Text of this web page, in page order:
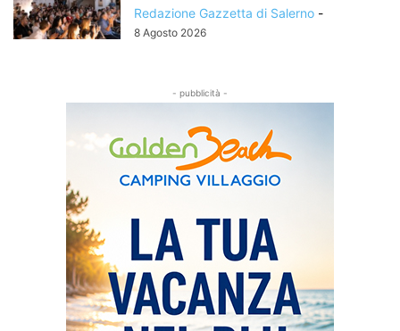
Redazione Gazzetta di Salerno -
8 Agosto 2026
- pubblicità -